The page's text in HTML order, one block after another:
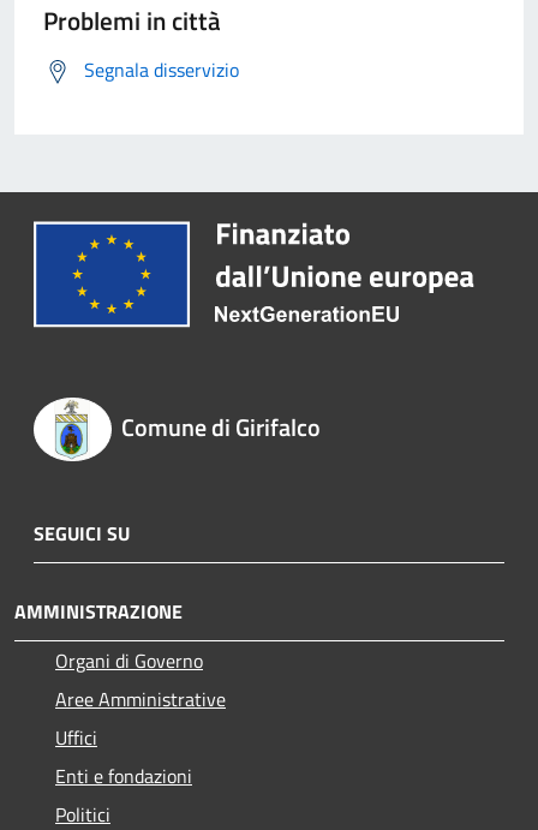
Problemi in città
Segnala disservizio
Comune di Girifalco
SEGUICI SU
AMMINISTRAZIONE
Organi di Governo
Aree Amministrative
Uffici
Enti e fondazioni
Politici